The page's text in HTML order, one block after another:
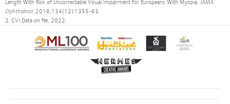
Length With Risk of Uncorrectable Visual Impairment for Europeans With Myopia.JAMA
Ophthalmol. 2016;134(12):1355-63.
2. CVI Data on file, 2022.